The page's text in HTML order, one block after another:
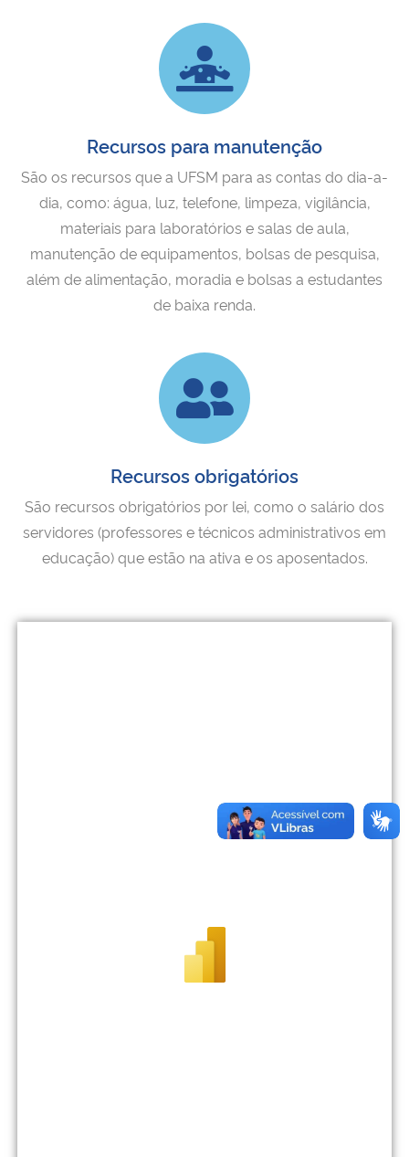
Ministério do Desenvolvimento Regional
Controladoria-Geral da União
Ministério da Mulher, da Família e dos Direitos Humanos
Recursos para manutenção
São os recursos que a UFSM para as contas do dia-a-
dia, como: água, luz, telefone, limpeza, vigilância,
materiais para laboratórios e salas de aula,
manutenção de equipamentos, bolsas de pesquisa,
além de alimentação, moradia e bolsas a estudantes
de baixa renda.
Recursos obrigatórios
São recursos obrigatórios por lei, como o salário dos
servidores (professores e técnicos administrativos em
educação) que estão na ativa e os aposentados.